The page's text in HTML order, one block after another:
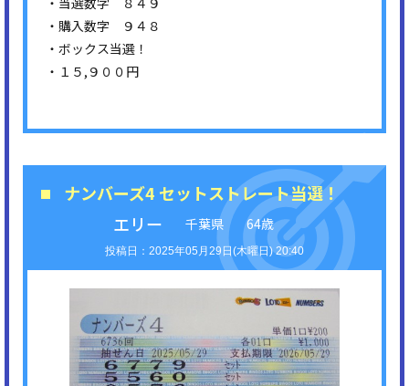
・購入数字 ９４８
・ボックス当選！
・１５,９００円
ナンバーズ4 セットストレート当選！
エリー
千葉県 64歳
2025年05月29日(木曜日) 20:40